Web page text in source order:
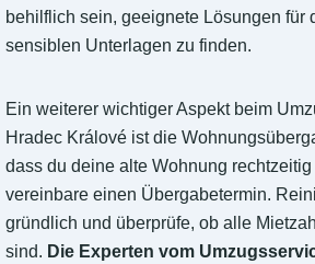
behilflich sein, geeignete Lösungen für
sensiblen Unterlagen zu finden.
Ein weiterer wichtiger Aspekt beim
Hradec Králové ist die
dass du deine alte Wohnung
vereinbare einen Übergabetermin.
gründlich und überprüfe, ob alle
sind. Die Experten vom